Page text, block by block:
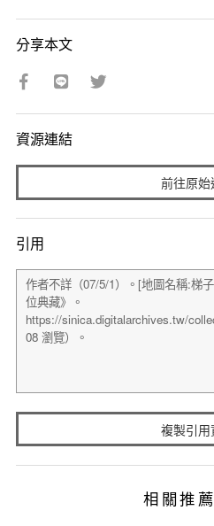
分享本文
資源連結
前往原始
引用
複製引用
相關推